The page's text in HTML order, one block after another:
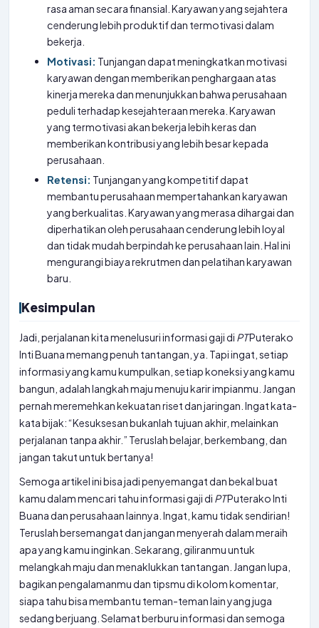
rasa aman secara finansial. Karyawan yang sejahtera
cenderung lebih produktif dan termotivasi dalam
bekerja.
Motivasi: Tunjangan dapat meningkatkan motivasi
karyawan dengan memberikan penghargaan atas
kinerja mereka dan menunjukkan bahwa perusahaan
peduli terhadap kesejahteraan mereka. Karyawan
yang termotivasi akan bekerja lebih keras dan
memberikan kontribusi yang lebih besar kepada
perusahaan.
Retensi: Tunjangan yang kompetitif dapat
membantu perusahaan mempertahankan karyawan
yang berkualitas. Karyawan yang merasa dihargai dan
diperhatikan oleh perusahaan cenderung lebih loyal
dan tidak mudah berpindah ke perusahaan lain. Hal ini
mengurangi biaya rekrutmen dan pelatihan karyawan
baru.
Kesimpulan
Jadi, perjalanan kita menelusuri informasi gaji di PTPuterako
Inti Buana memang penuh tantangan, ya. Tapi ingat, setiap
informasi yang kamu kumpulkan, setiap koneksi yang kamu
bangun, adalah langkah maju menuju karir impianmu. Jangan
pernah meremehkan kekuatan riset dan jaringan. Ingat kata-
kata bijak: “Kesuksesan bukanlah tujuan akhir, melainkan
perjalanan tanpa akhir.” Teruslah belajar, berkembang, dan
jangan takut untuk bertanya!
Semoga artikel ini bisa jadi penyemangat dan bekal buat
kamu dalam mencari tahu informasi gaji di PTPuterako Inti
Buana dan perusahaan lainnya. Ingat, kamu tidak sendirian!
Teruslah bersemangat dan jangan menyerah dalam meraih
apa yang kamu inginkan. Sekarang, giliranmu untuk
melangkah maju dan menaklukkan tantangan. Jangan lupa,
bagikan pengalamanmu dan tipsmu di kolom komentar,
siapa tahu bisa membantu teman-teman lain yang juga
sedang berjuang. Selamat berburu informasi dan semoga